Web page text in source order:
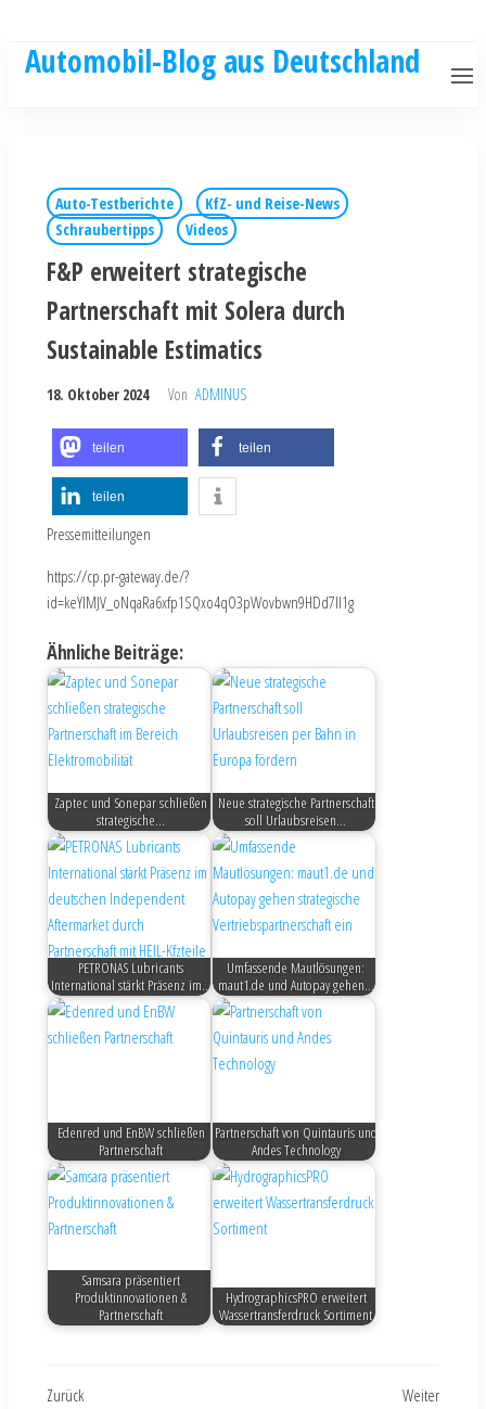
Automobil-Blog aus Deutschland
Auto-Testberichte
KfZ- und Reise-News
Schraubertipps
Videos
F&P erweitert strategische
Partnerschaft mit Solera durch
Sustainable Estimatics
18. Oktober 2024 Von ADMINUS
teilen teilen
teilen
Pressemitteilungen
https://cp.pr-gateway.de/?
id=keYlMJV_oNqaRa6xfp1SQxo4qO3pWovbwn9HDd7Il1g
Ähnliche Beiträge:
Zaptec und Sonepar schließen
strategische…
Neue strategische Partnerschaft
soll Urlaubsreisen…
PETRONAS Lubricants
International stärkt Präsenz im…
Umfassende Mautlösungen:
maut1.de und Autopay gehen…
Edenred und EnBW schließen
Partnerschaft
Partnerschaft von Quintauris und
Andes Technology
Samsara präsentiert
Produktinnovationen &
Partnerschaft
HydrographicsPRO erweitert
Wassertransferdruck Sortiment
Zurück
Weiter